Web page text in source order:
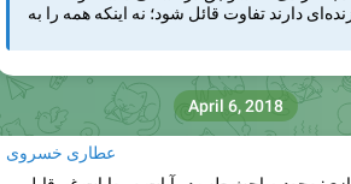
دارند تفاوت قائل شود؛ نه اینکه همه را به
عطاری خسروی
April 6, 2018